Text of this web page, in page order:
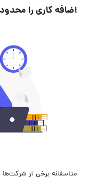
اضافه کاری را
متاسفانه برخی از